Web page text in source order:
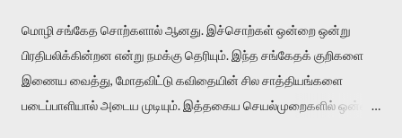
மொழி சங்கேத சொற்களால் ஆனது. இச்சொற்கள் ஒன்றை ஒன்று
பிரதிபலிக்கின்றன என்று நமக்கு தெரியும். இந்த சங்கேதக் குறிகளை
இணைய வைத்து, மோதவிட்டு கவிதையின் சில சாத்தியங்களை
படைப்பாளியால் அடைய முடியும். இத்தகைய செயல்முறைகளில் ஒன்றை